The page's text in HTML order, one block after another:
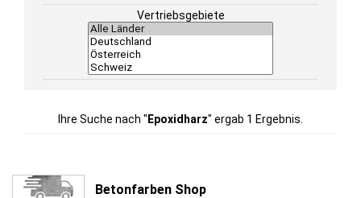
Vertriebsgebiete
Ihre Suche nach " Epoxidharz" ergab 1 Ergebnis.
Betonfarben Shop